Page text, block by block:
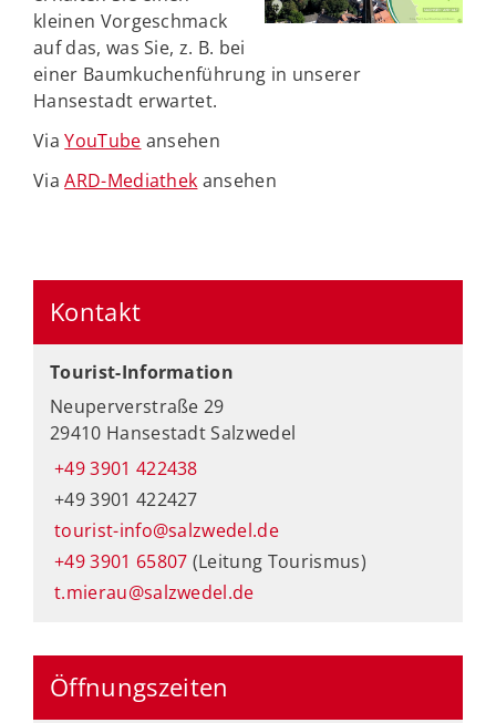
kleinen Vorgeschmack
auf das, was Sie, z. B. bei
einer Baumkuchenführung in unserer
Hansestadt erwartet.
ViaYouTube ansehen
ViaARD-Mediathek ansehen
Kontakt
Tourist-Information
Neuperverstraße 29
29410 Hansestadt Salzwedel
+49 3901 422438
+49 3901 422427
tourist-info@salzwedel.de
+49 3901 65807 (Leitung Tourismus)
t.mierau@salzwedel.de
Öffnungszeiten